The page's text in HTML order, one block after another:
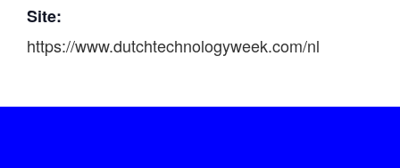
Site:
https://www.dutchtechnologyweek.com/nl